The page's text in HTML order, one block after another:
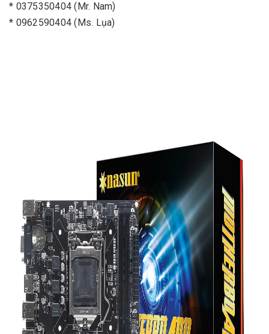
* 0375350404 (Mr. Nam)
* 0962590404 (Ms. Lụa)